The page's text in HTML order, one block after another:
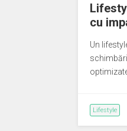
cu
Un
Lifestyle